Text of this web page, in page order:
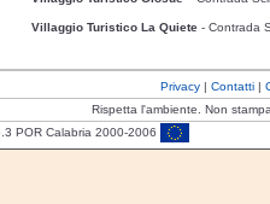
Villaggio Turistico La Quiete - Contrada
Privacy| Contatti|
Rispetta l'ambiente. Non
POR Calabria 2000-2006